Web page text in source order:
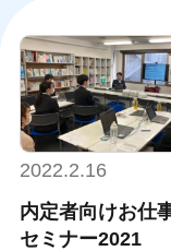
2022.2.16
内定者向けお仕
セミナー2021